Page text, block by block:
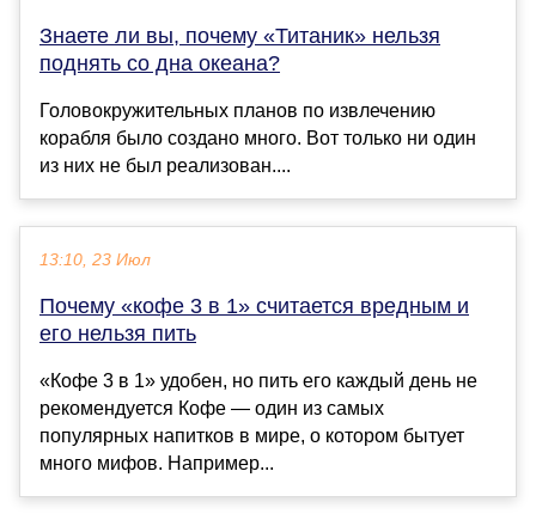
Знаете ли вы, почему «Титаник» нельзя
поднять со дна океана?
Головокружительных планов по извлечению
корабля было создано много. Вот только ни один
из них не был реализован....
13:10, 23 Июл
Почему «кофе 3 в 1» считается вредным и
его нельзя пить
«Кофе 3 в 1» удобен, но пить его каждый день не
рекомендуется Кофе — один из самых
популярных напитков в мире, о котором бытует
много мифов. Например...